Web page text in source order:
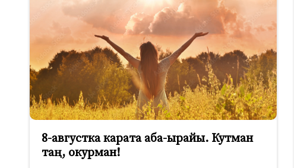
8-августка карата аба-ырайы. Кутман
таң, окурман!